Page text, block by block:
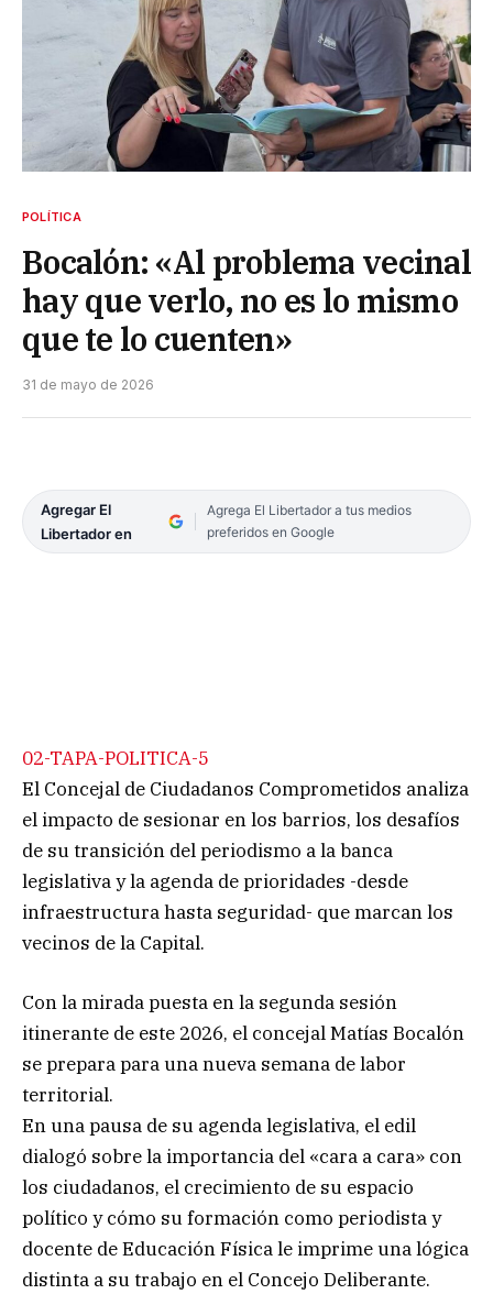
POLÍTICA
Bocalón: «Al problema vecinal
hay que verlo, no es lo mismo
que te lo cuenten»
31 de mayo de 2026
Agregar El
Libertador en
Agrega El Libertador a tus medios
preferidos en Google
02-TAPA-POLITICA-5
El Concejal de Ciudadanos Comprometidos analiza
el impacto de sesionar en los barrios, los desafíos
de su transición del periodismo a la banca
legislativa y la agenda de prioridades -desde
infraestructura hasta seguridad- que marcan los
vecinos de la Capital.
Con la mirada puesta en la segunda sesión
itinerante de este 2026, el concejal Matías Bocalón
se prepara para una nueva semana de labor
territorial.
En una pausa de su agenda legislativa, el edil
dialogó sobre la importancia del «cara a cara» con
los ciudadanos, el crecimiento de su espacio
político y cómo su formación como periodista y
docente de Educación Física le imprime una lógica
distinta a su trabajo en el Concejo Deliberante.